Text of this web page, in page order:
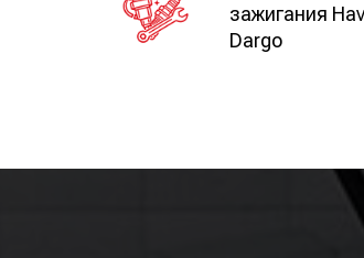
зажигания
Dargo